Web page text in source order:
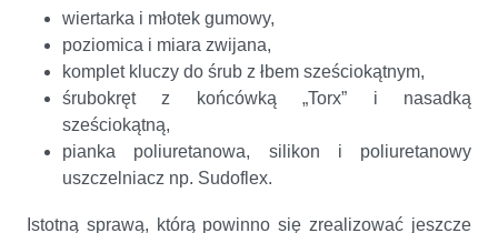
wiertarka i młotek gumowy,
poziomica i miara zwijana,
komplet kluczy do śrub z łbem sześciokątnym,
śrubokręt z końcówką „Torx” i nasadką
sześciokątną,
pianka poliuretanowa, silikon i poliuretanowy
uszczelniacz np. Sudoflex.
Istotną sprawą, którą powinno się zrealizować jeszcze